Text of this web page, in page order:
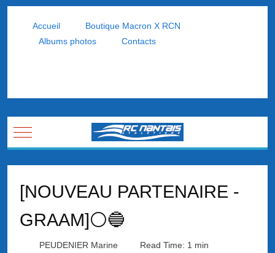
Accueil
Boutique Macron X RCN
Albums photos
Contacts
Mobile Menu Toggle
[NOUVEAU PARTENAIRE -
GRAAM]⚪🔵
PEUDENIER Marine
Read Time: 1 min